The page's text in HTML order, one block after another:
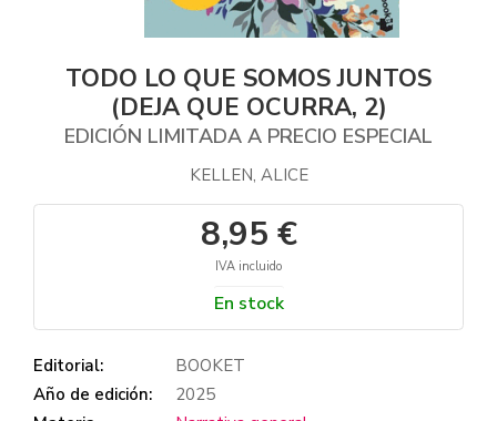
TODO LO QUE SOMOS JUNTOS
(DEJA QUE OCURRA, 2)
EDICIÓN LIMITADA A PRECIO ESPECIAL
KELLEN, ALICE
8,95 €
IVA incluido
En stock
Editorial:
BOOKET
Año de edición:
2025